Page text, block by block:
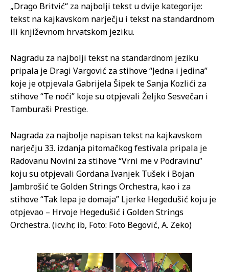
„Drago Britvić“ za najbolji tekst u dvije kategorije:
tekst na kajkavskom narječju i tekst na standardnom
ili književnom hrvatskom jeziku.
Nagradu za najbolji tekst na standardnom jeziku
pripala je Dragi Vargović za stihove “Jedna i jedina”
koje je otpjevala Gabrijela Šipek te Sanja Kozlići za
stihove “Te noći” koje su otpjevali Željko Sesvečan i
Tamburaši Prestige.
Nagrada za najbolje napisan tekst na kajkavskom
narječju 33. izdanja pitomačkog festivala pripala je
Radovanu Novini za stihove “Vrni me v Podravinu”
koju su otpjevali Gordana Ivanjek Tušek i Bojan
Jambrošić te Golden Strings Orchestra, kao i za
stihove “Tak lepa je domaja” Ljerke Hegedušić koju je
otpjevao – Hrvoje Hegedušić i Golden Strings
Orchestra. (icv.hr, ib, Foto: Foto Begović, A. Zeko)